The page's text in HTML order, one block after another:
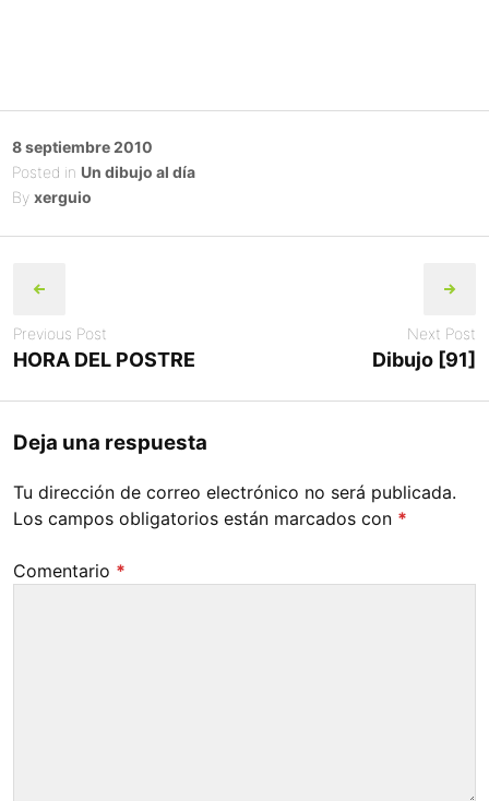
Posted
on
8 septiembre 2010
Posted in Un dibujo al día
By xerguio
navigation
Previous Post
HORA DEL POSTRE
Next Post
Dibujo [91]
Deja una respuesta
Tu dirección de correo electrónico no será publicada.
Los campos obligatorios están marcados con *
Comentario *